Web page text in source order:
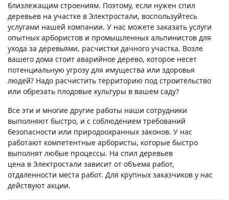
близлежащим строениям. Поэтому, если нужен спил
деревьев на участке в Электростали, воспользуйтесь
услугами нашей компании. У нас можете заказать услуги
опытных арбористов и промышленных альпинистов для
ухода за деревьями, расчистки дачного участка. Возле
вашего дома стоит аварийное дерево, которое несет
потенциальную угрозу для имущества или здоровья
людей? Надо расчистить территорию под строительство
или обрезать плодовые культуры в вашем саду?
Все эти и многие другие работы наши сотрудники
выполняют быстро, и с соблюдением требований
безопасности или природоохранных законов. У нас
работают компетентные арбористы, которые быстро
выполнят любые процессы. На спил деревьев
цена в Электростали зависит от объема работ,
отдаленности места работ. Для крупных заказчиков у нас
действуют акции.